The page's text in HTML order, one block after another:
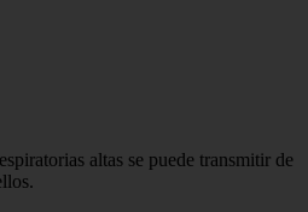
altas se puede transmitir de